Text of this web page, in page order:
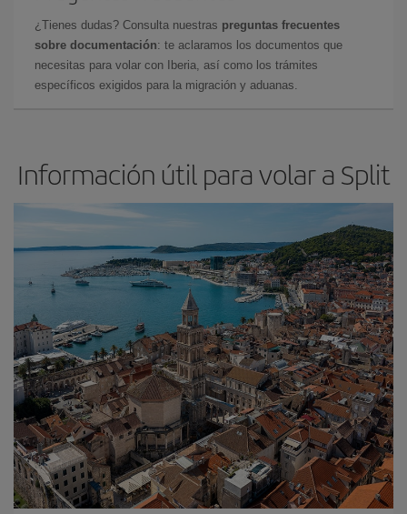
¿Tienes dudas? Consulta nuestras preguntas frecuentes
sobre documentación: te aclaramos los documentos que
necesitas para volar con Iberia, así como los trámites
específicos exigidos para la migración y aduanas.
Información útil para volar a Split